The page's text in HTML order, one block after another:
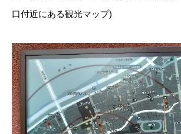
口付近にある観光マップ)